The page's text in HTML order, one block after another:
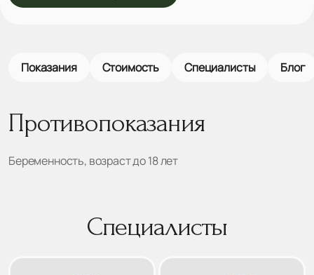
Показания Стоимость Специалисты Блог
Противопоказания
Беременность, возраст до 18 лет
Специалисты